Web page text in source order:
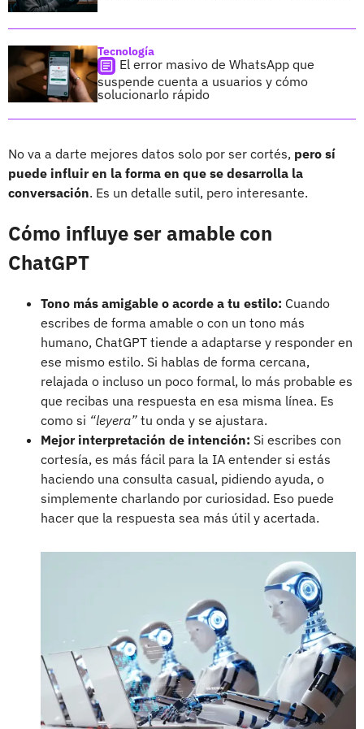
Tecnología
El error masivo de WhatsApp que
suspende cuenta a usuarios y cómo
solucionarlo rápido
No va a darte mejores datos solo por ser cortés, pero sí
puede influir en la forma en que se desarrolla la
conversación. Es un detalle sutil, pero interesante.
Cómo influye ser amable con
ChatGPT
Tono más amigable o acorde a tu estilo: Cuando
escribes de forma amable o con un tono más
humano, ChatGPT tiende a adaptarse y responder en
ese mismo estilo. Si hablas de forma cercana,
relajada o incluso un poco formal, lo más probable es
que recibas una respuesta en esa misma línea. Es
como si “leyera” tu onda y se ajustara.
Mejor interpretación de intención: Si escribes con
cortesía, es más fácil para la IA entender si estás
haciendo una consulta casual, pidiendo ayuda, o
simplemente charlando por curiosidad. Eso puede
hacer que la respuesta sea más útil y acertada.